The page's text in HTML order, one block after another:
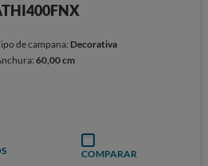
de campana: Decorativa
60,00 cm
COMPARAR